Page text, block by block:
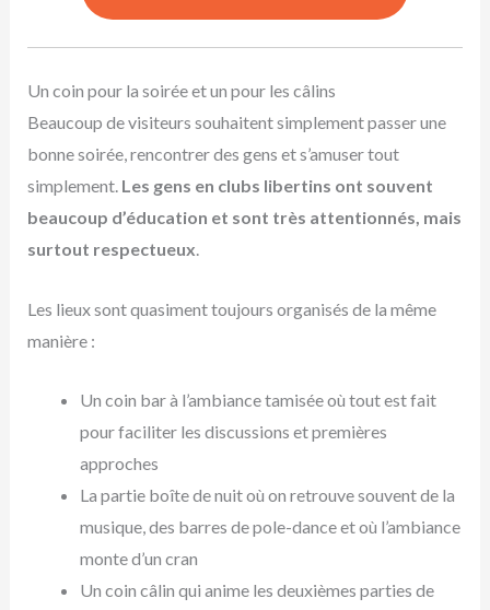
Un coin pour la soirée et un pour les câlins
Beaucoup de visiteurs souhaitent simplement passer une
bonne soirée, rencontrer des gens et s’amuser tout
simplement. Les gens en clubs libertins ont souvent
beaucoup d’éducation et sont très attentionnés, mais
surtout respectueux.
Les lieux sont quasiment toujours organisés de la même
manière :
Un coin bar à l’ambiance tamisée où tout est fait
pour faciliter les discussions et premières
approches
La partie boîte de nuit où on retrouve souvent de la
musique, des barres de pole-dance et où l’ambiance
monte d’un cran
Un coin câlin qui anime les deuxièmes parties de